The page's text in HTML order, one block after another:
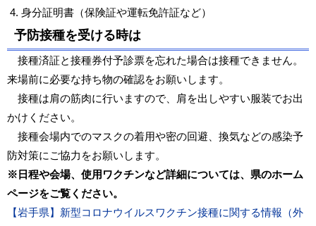
身分証明書（保険証や運転免許証など）
予防接種を受ける時は
接種済証と接種券付予診票を忘れた場合は接種できません。
来場前に必要な持ち物の確認をお願いします。
接種は肩の筋肉に行いますので、肩を出しやすい服装でお出
かけください。
接種会場内でのマスクの着用や密の回避、換気などの感染予
防対策にご協力をお願いします。
※日程や会場、使用ワクチンなど詳細については、県のホーム
ページをご覧ください。
【岩手県】新型コロナウイルスワクチン接種に関する情報（外